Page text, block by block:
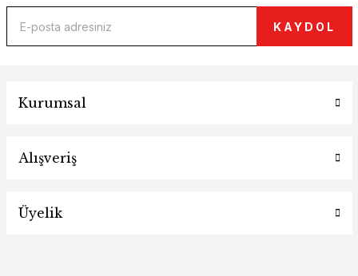
KAYDOL
Kurumsal
Alışveriş
Üyelik